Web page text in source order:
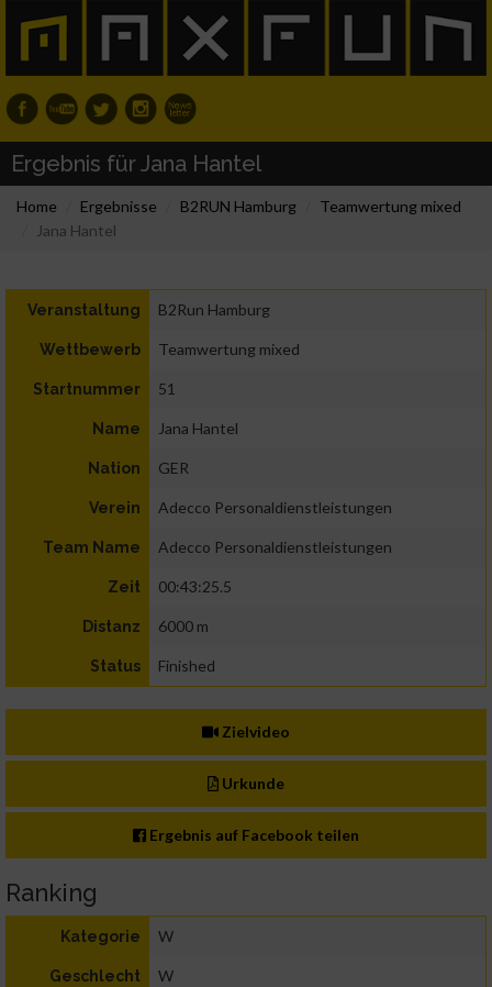
Ergebnis für Jana Hantel
Home Ergebnisse B2RUN Hamburg
Teamwertung mixed
Jana Hantel
Veranstaltung B2Run Hamburg
Wettbewerb Teamwertung mixed
Startnummer 51
Name Jana Hantel
Nation GER
Verein Adecco Personaldienstleistungen
Team Name Adecco Personaldienstleistungen
Zeit 00:43:25.5
Distanz 6000 m
Status Finished
Zielvideo
Urkunde
Ergebnis auf Facebook teilen
Ranking
Kategorie W
Geschlecht W